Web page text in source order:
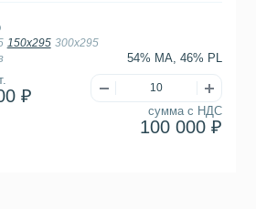
₽
сумма с НДС
100 000 ₽
54% MA, 46% PL
150х295 300х295